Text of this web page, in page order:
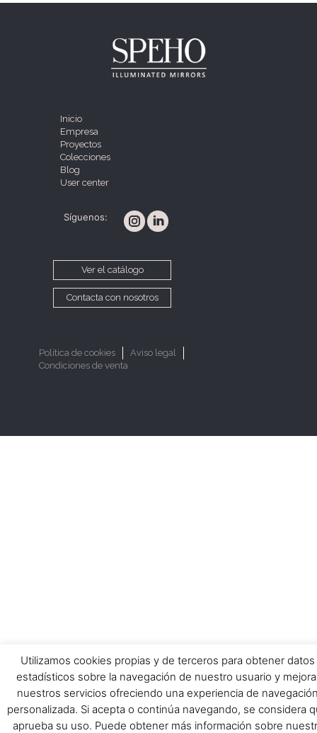
Inicio
Empresa
Proyectos
Colecciones
Blog
User center
Síguenos:
Ver el catálogo
Contacta con nosotros
Política de cookies
Aviso legal
Condiciones de venta
Utilizamos cookies propias y de terceros para obtener datos
estadísticos sobre la navegación de nuestro usuario y
nuestros servicios ofreciendo una experiencia de
personalizada. Si acepta o continúa navegando, se considera
aprueba su uso. Puede obtener más información sobre